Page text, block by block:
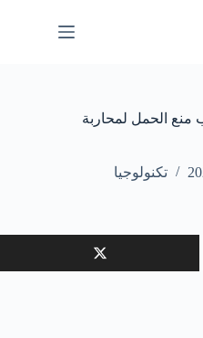
منع الحمل لمحاربة
تكنولوجيا